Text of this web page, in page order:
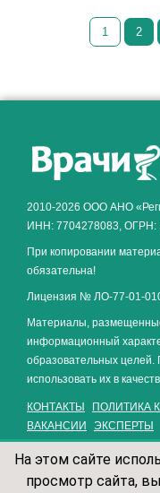
1 2
2010-2026 ООО АНО
ИНН: 7704278083, ОГРН:
При копировании
обязательна!
Лицензия № ЛО-77-01-
Материалы,
информационный
образовательных
использовать их в
КОНТАКТЫ ПОЛИТИКА
ВАКАНСИИ
ЭКСПЕРТЫ
На этом сайте
просмотр сайта,